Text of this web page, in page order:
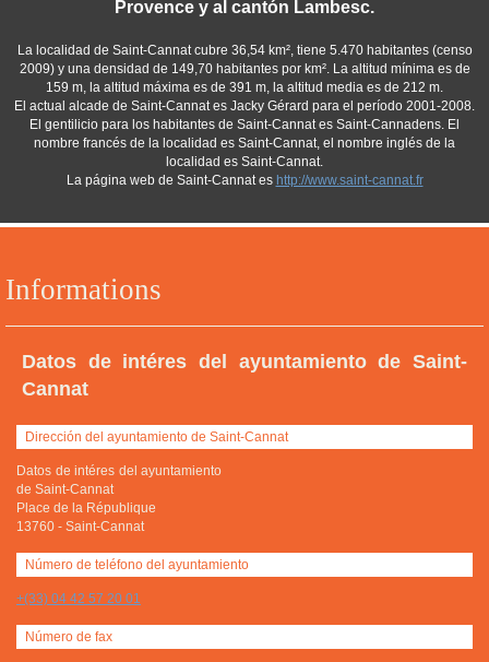
Informations
Datos de intéres del ayuntamiento de Saint-
Cannat
Dirección del ayuntamiento de Saint-Cannat
Datos de intéres del ayuntamiento
de Saint-Cannat
Place de la République
13760 - Saint-Cannat
Número de teléfono del ayuntamiento
+(33) 04 42 57 20 01
Número de fax
Provence y al cantón Lambesc.
La localidad de Saint-Cannat cubre 36,54 km², tiene 5.470 habitantes (censo
2009) y una densidad de 149,70 habitantes por km². La altitud mínima es de
159 m, la altitud máxima es de 391 m, la altitud media es de 212 m.
El actual alcade de Saint-Cannat es Jacky Gérard para el período 2001-2008.
El gentilicio para los habitantes de Saint-Cannat es Saint-Cannadens. El
nombre francés de la localidad es Saint-Cannat, el nombre inglés de la
localidad es Saint-Cannat.
La página web de Saint-Cannat es http://www.saint-cannat.fr